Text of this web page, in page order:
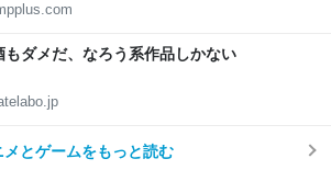
もダメだ、なろう系作品しかない
とゲームをもっと読む